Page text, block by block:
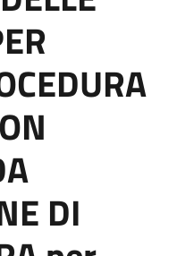
DI